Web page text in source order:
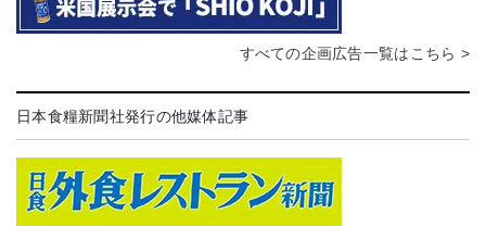
すべての企画広告一覧はこちら >
日本食糧新聞社発行の他媒体記事